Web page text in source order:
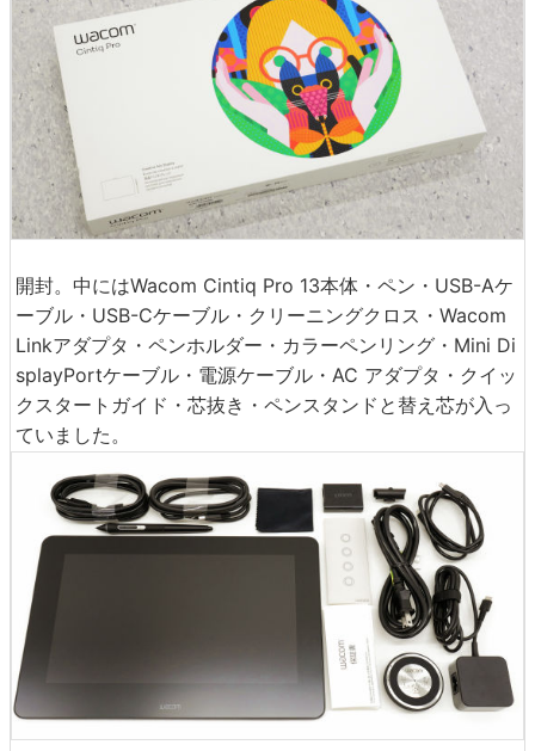
開封。中にはWacom Cintiq Pro 13本体・ペン・USB-Aケ
ーブル・USB-Cケーブル・クリーニングクロス・Wacom
Linkアダプタ・ペンホルダー・カラーペンリング・Mini Di
splayPortケーブル・電源ケーブル・AC アダプタ・クイッ
クスタートガイド・芯抜き・ペンスタンドと替え芯が入っ
ていました。